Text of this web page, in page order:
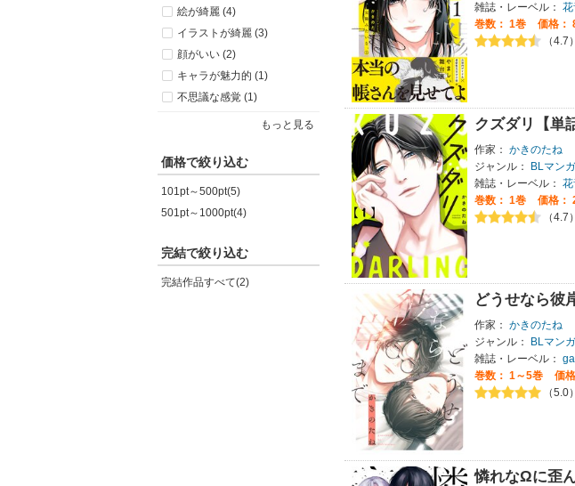
絵が綺麗 (4)
イラストが綺麗 (3)
顔がいい (2)
キャラが魅力的 (1)
不思議な感覚 (1)
もっと見る
価格で絞り込む
101pt～500pt(5)
501pt～1000pt(4)
完結で絞り込む
完結作品すべて(2)
雑誌・レーベル： 花
巻数： 1巻
価格：
（4.7
クズダリ【単
作家： かきのたね
ジャンル：
BLマンガ
雑誌・レーベル： 花
巻数： 1巻
価格：
（4.7
どうせなら彼
作家： かきのたね
ジャンル：
BLマンガ
雑誌・レーベル：
巻数： 1～5巻
価
（5.0
憐れなΩに歪